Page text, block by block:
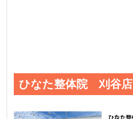
ひなた整体院 刈谷店